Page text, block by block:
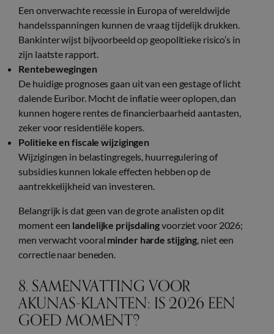
Een onverwachte recessie in Europa of wereldwijde
handelsspanningen kunnen de vraag tijdelijk drukken.
Bankinter wijst bijvoorbeeld op geopolitieke risico’s in
zijn laatste rapport.
Rentebewegingen
De huidige prognoses gaan uit van een gestage of licht
dalende Euribor. Mocht de inflatie weer oplopen, dan
kunnen hogere rentes de financierbaarheid aantasten,
zeker voor residentiële kopers.
Politieke en fiscale wijzigingen
Wijzigingen in belastingregels, huurregulering of
subsidies kunnen lokale effecten hebben op de
aantrekkelijkheid van investeren.
Belangrijk is dat geen van de grote analisten op dit
moment een landelijke prijsdalingvoorziet voor 2026;
men verwacht vooral minder harde stijging , niet een
correctie naar beneden.
8. SAMENVATTING VOOR
AKUNAS-KLANTEN: IS 2026 EEN
GOED MOMENT?